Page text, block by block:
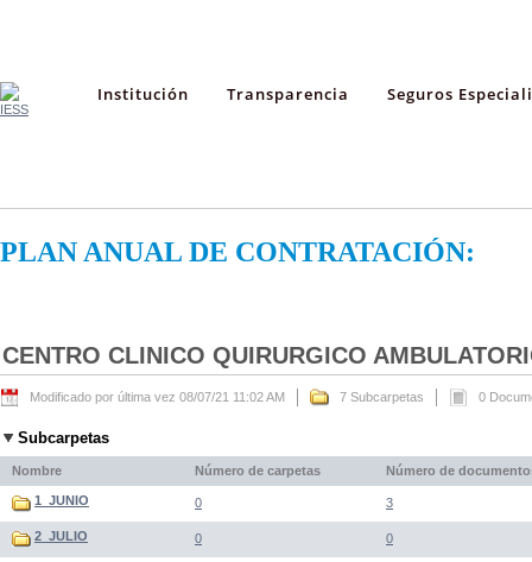
Institución Transparencia Seguros
PLAN ANUAL DE CONTRATACIÓN:
CENTRO CLINICO QUIRURGICO
Modificado por última vez 08/07/21 11:02 AM 7 Subcarpetas 0
Subcarpetas
Nombre Número de carpetas Número de
1_JUNIO 0 3
2_JULIO 0 0